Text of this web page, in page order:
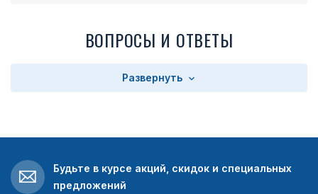
ВОПРОСЫ И ОТВЕТЫ
Развернуть
Будьте в курсе акций, скидок и специальных
предложений